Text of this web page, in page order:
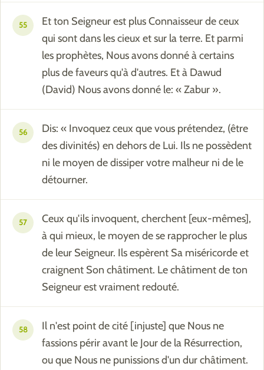
55
Et ton Seigneur est plus Connaisseur de ceux
qui sont dans les cieux et sur la terre. Et parmi
les prophètes, Nous avons donné à certains
plus de faveurs qu'à d'autres. Et à Dawud
(David) Nous avons donné le: « Zabur ».
56
Dis: « Invoquez ceux que vous prétendez, (être
des divinités) en dehors de Lui. Ils ne possèdent
ni le moyen de dissiper votre malheur ni de le
détourner.
57
Ceux qu'ils invoquent, cherchent [eux-mêmes],
à qui mieux, le moyen de se rapprocher le plus
de leur Seigneur. Ils espèrent Sa miséricorde et
craignent Son châtiment. Le châtiment de ton
Seigneur est vraiment redouté.
58
Il n'est point de cité [injuste] que Nous ne
fassions périr avant le Jour de la Résurrection,
ou que Nous ne punissions d'un dur châtiment.